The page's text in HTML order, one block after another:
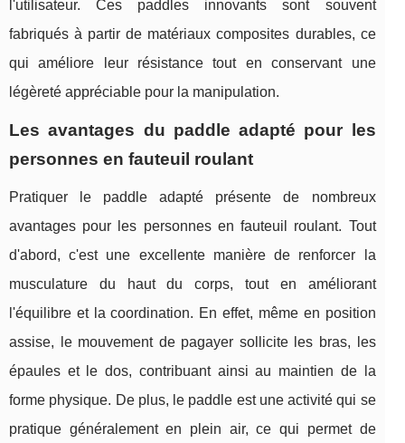
l'utilisateur. Ces paddles innovants sont souvent
fabriqués à partir de matériaux composites durables, ce
qui améliore leur résistance tout en conservant une
légèreté appréciable pour la manipulation.
Les avantages du paddle adapté pour les
personnes en fauteuil roulant
Pratiquer le paddle adapté présente de nombreux
avantages pour les personnes en fauteuil roulant. Tout
d'abord, c'est une excellente manière de renforcer la
musculature du haut du corps, tout en améliorant
l'équilibre et la coordination. En effet, même en position
assise, le mouvement de pagayer sollicite les bras, les
épaules et le dos, contribuant ainsi au maintien de la
forme physique. De plus, le paddle est une activité qui se
pratique généralement en plein air, ce qui permet de